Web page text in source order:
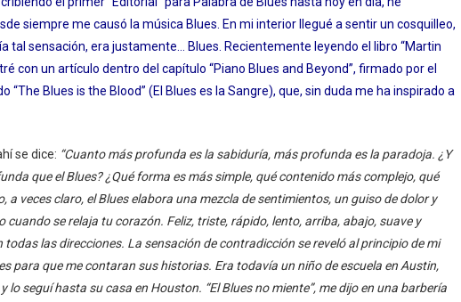
siempre me causó la música Blues. En mi interior llegué a sentir un cosquilleo,
tal sensación, era justamente… Blues. Recientemente leyendo el libro “Martin
con un artículo dentro del capítulo “Piano Blues and Beyond”, firmado por el
Blues is the Blood” (El Blues es la Sangre), que, sin duda me ha inspirado a
se dice: “Cuanto más profunda es la sabiduría, más profunda es la paradoja. ¿Y
que el Blues? ¿Qué forma es más simple, qué contenido más complejo, qué
a veces claro, el Blues elabora una mezcla de sentimientos, un guiso de dolor y
cuando se relaja tu corazón. Feliz, triste, rápido, lento, arriba, abajo, suave y
todas las direcciones. La sensación de contradicción se reveló al principio de mi
para que me contaran sus historias. Era todavía un niño de escuela en Austin,
lo seguí hasta su casa en Houston. “El Blues no miente”, me dijo en una barbería